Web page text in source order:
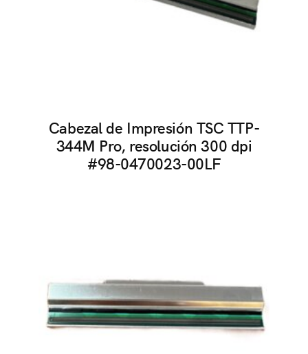
Cabezal de Impresión TSC TTP-
344M Pro, resolución 300 dpi
#98-0470023-00LF